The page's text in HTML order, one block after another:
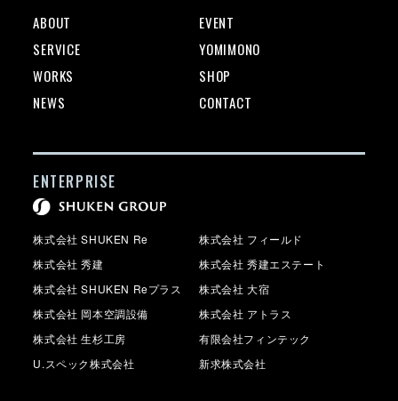
ABOUT
EVENT
SERVICE
YOMIMONO
WORKS
SHOP
NEWS
CONTACT
ENTERPRISE
株式会社 SHUKEN Re
株式会社 フィールド
株式会社 秀建
株式会社 秀建エステート
株式会社 SHUKEN Reプラス
株式会社 大宿
株式会社 岡本空調設備
株式会社 アトラス
株式会社 生杉工房
有限会社フィンテック
U.スペック株式会社
新求株式会社